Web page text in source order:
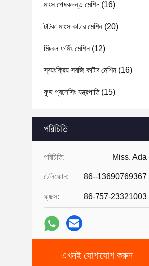
মাংস পেষকদন্ত মেশিন(16)
টাটকা মাংস কাটার মেশিন(20)
মিটবল ফর্মিং মেশিন(12)
স্বয়ংক্রিয় সবজি কাটার মেশিন(16)
ফুড প্রসেসিং যন্ত্রপাতি(15)
পরিচিতি
পরিচিতি: Miss. Ada
টেলিফোন: 86--13690769367
ফ্যাক্স: 86-757-23321003
এখনই যোগাযোগ করুন